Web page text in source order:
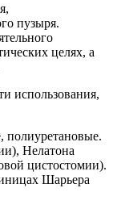
пузыря.
целях, а
использования,
полиуретановые.
Нелатона
цистостомии).
Шарьера